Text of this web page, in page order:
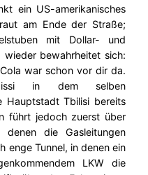
ein US-amerikanisches
am Ende der Straße;
mit Dollar- und
wieder bewahrheitet sich:
war schon vor dir da.
in dem selben
Hauptstadt Tbilisi bereits
führt jedoch zuerst über
denen die Gasleitungen
enge Tunnel, in denen ein
LKW die